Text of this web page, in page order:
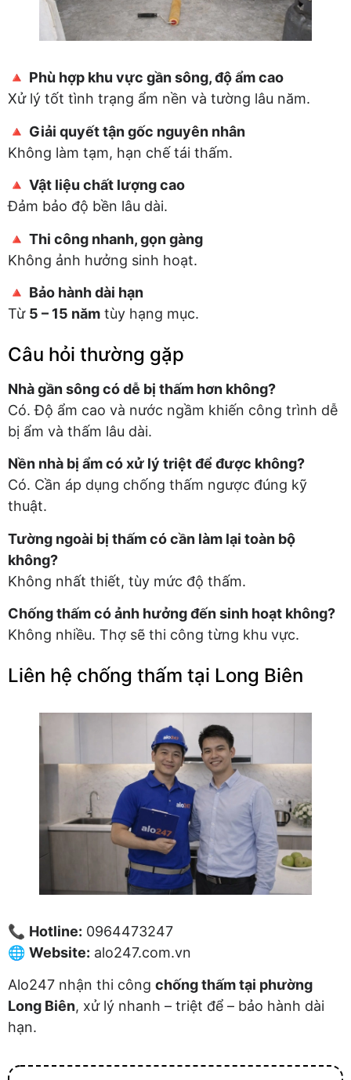
🔺 Phù hợp khu vực gần sông, độ ẩm cao
Xử lý tốt tình trạng ẩm nền và tường lâu năm.
🔺 Giải quyết tận gốc nguyên nhân
Không làm tạm, hạn chế tái thấm.
🔺 Vật liệu chất lượng cao
Đảm bảo độ bền lâu dài.
🔺 Thi công nhanh, gọn gàng
Không ảnh hưởng sinh hoạt.
🔺 Bảo hành dài hạn
Từ 5 – 15 năm tùy hạng mục.
Câu hỏi thường gặp
Nhà gần sông có dễ bị thấm hơn không?
Có. Độ ẩm cao và nước ngầm khiến công trình dễ
bị ẩm và thấm lâu dài.
Nền nhà bị ẩm có xử lý triệt để được không?
Có. Cần áp dụng chống thấm ngược đúng kỹ
thuật.
Tường ngoài bị thấm có cần làm lại toàn bộ
không?
Không nhất thiết, tùy mức độ thấm.
Chống thấm có ảnh hưởng đến sinh hoạt không?
Không nhiều. Thợ sẽ thi công từng khu vực.
Liên hệ chống thấm tại Long Biên
📞 Hotline: 0964473247
🌐 Website: alo247.com.vn
Alo247 nhận thi công chống thấm tại phường
Long Biên, xử lý nhanh – triệt để – bảo hành dài
hạn.